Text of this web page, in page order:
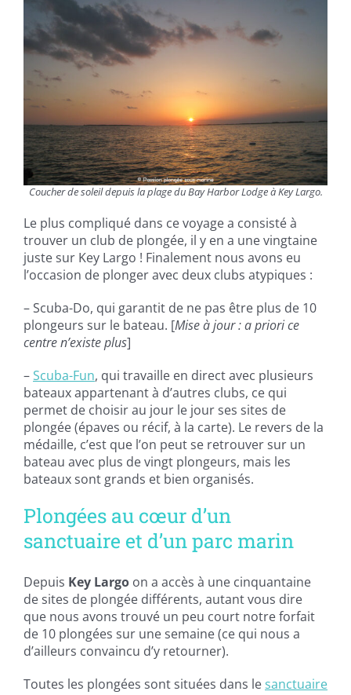
Coucher de soleil depuis la plage du Bay Harbor Lodge à Key Largo.
Le plus compliqué dans ce voyage a consisté à
trouver un club de plongée, il y en a une vingtaine
juste sur Key Largo ! Finalement nous avons eu
l’occasion de plonger avec deux clubs atypiques :
–Scuba-Do, qui garantit de ne pas être plus de 10
plongeurs sur le bateau. [Mise à jour : a priori ce
centre n’existe plus]
–Scuba-Fun, qui travaille en direct avec plusieurs
bateaux appartenant à d’autres clubs, ce qui
permet de choisir au jour le jour ses sites de
plongée (épaves ou récif, à la carte). Le revers de la
médaille, c’est que l’on peut se retrouver sur un
bateau avec plus de vingt plongeurs, mais les
bateaux sont grands et bien organisés.
Plongées au cœur d’un
sanctuaire et d’un parc marin
Depuis Key Largo on a accès à une cinquantaine
de sites de plongée différents, autant vous dire
que nous avons trouvé un peu court notre forfait
de 10 plongées sur une semaine (ce qui nous a
d’ailleurs convaincu d’y retourner).
Toutes les plongées sont situées dans lesanctuaire